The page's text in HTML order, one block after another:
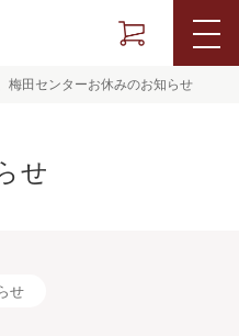
梅田センターお休みのお知らせ
せ
せ